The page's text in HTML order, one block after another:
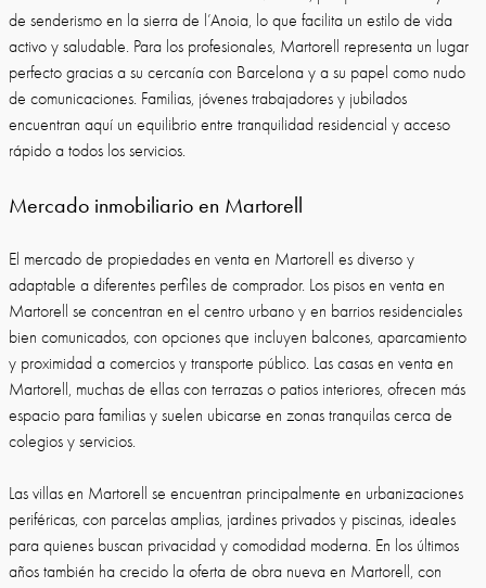
de senderismo en la sierra de l’Anoia, lo que facilita un estilo de vida
activo y saludable. Para los profesionales, Martorell representa un lugar
perfecto gracias a su cercanía con Barcelona y a su papel como nudo
de comunicaciones. Familias, jóvenes trabajadores y jubilados
encuentran aquí un equilibrio entre tranquilidad residencial y acceso
rápido a todos los servicios.
Mercado inmobiliario en Martorell
El mercado de propiedades en venta en Martorell es diverso y
adaptable a diferentes perfiles de comprador. Los pisos en venta en
Martorell se concentran en el centro urbano y en barrios residenciales
bien comunicados, con opciones que incluyen balcones, aparcamiento
y proximidad a comercios y transporte público. Las casas en venta en
Martorell, muchas de ellas con terrazas o patios interiores, ofrecen más
espacio para familias y suelen ubicarse en zonas tranquilas cerca de
colegios y servicios.
Las villas en Martorell se encuentran principalmente en urbanizaciones
periféricas, con parcelas amplias, jardines privados y piscinas, ideales
para quienes buscan privacidad y comodidad moderna. En los últimos
años también ha crecido la oferta de obra nueva en Martorell, con